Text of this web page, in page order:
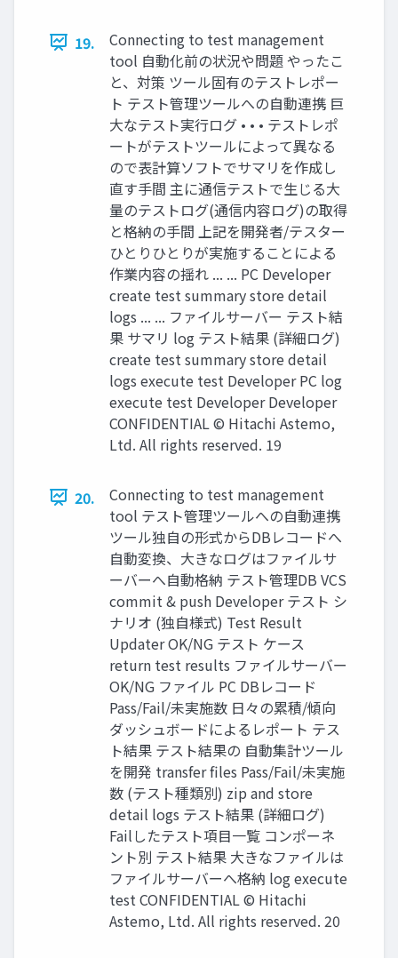
19.
Connecting to test management
tool 自動化前の状況や問題 やったこ
と、対策 ツール固有のテストレポー
ト テスト管理ツールへの自動連携 巨
大なテスト実行ログ • • • テストレポ
ートがテストツールによって異なる
ので表計算ソフトでサマリを作成し
直す手間 主に通信テストで生じる大
量のテストログ(通信内容ログ)の取得
と格納の手間 上記を開発者/テスター
ひとりひとりが実施することによる
作業内容の揺れ ... ... PC Developer
create test summary store detail
logs ... ... ファイルサーバー テスト結
果 サマリ log テスト結果 (詳細ログ)
create test summary store detail
logs execute test Developer PC log
execute test Developer Developer
CONFIDENTIAL © Hitachi Astemo,
Ltd. All rights reserved. 19
20.
Connecting to test management
tool テスト管理ツールへの自動連携
ツール独自の形式からDBレコードへ
自動変換、大きなログはファイルサ
ーバーへ自動格納 テスト管理DB VCS
commit & push Developer テスト シ
ナリオ (独自様式) Test Result
Updater OK/NG テスト ケース
return test results ファイルサーバー
OK/NG ファイル PC DBレコード
Pass/Fail/未実施数 日々の累積/傾向
ダッシュボードによるレポート テス
ト結果 テスト結果の 自動集計ツール
を開発 transfer files Pass/Fail/未実施
数 (テスト種類別) zip and store
detail logs テスト結果 (詳細ログ)
Failしたテスト項目一覧 コンポーネ
ント別 テスト結果 大きなファイルは
ファイルサーバーへ格納 log execute
test CONFIDENTIAL © Hitachi
Astemo, Ltd. All rights reserved. 20